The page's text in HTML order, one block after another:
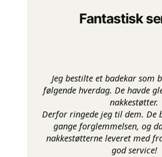
Fantastisk
Jeg bestilte et badekar som
følgende hverdag. De havde
nakkestøtter.
Derfor ringede jeg til dem. De
gange forglemmelsen, og
nakkestøtterne leveret med
god service!